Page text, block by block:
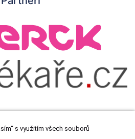
s využitím všech souborů